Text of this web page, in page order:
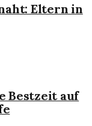
Eltern in
Bestzeit auf